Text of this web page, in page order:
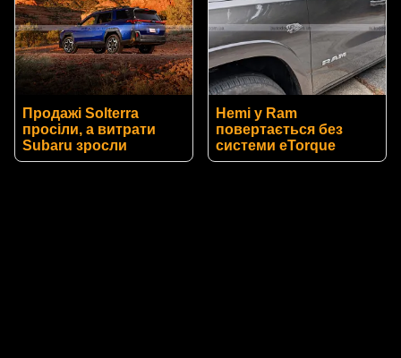
Продажі Solterra
просіли, а витрати
Subaru зросли
Hemi у Ram
повертається без
системи eTorque